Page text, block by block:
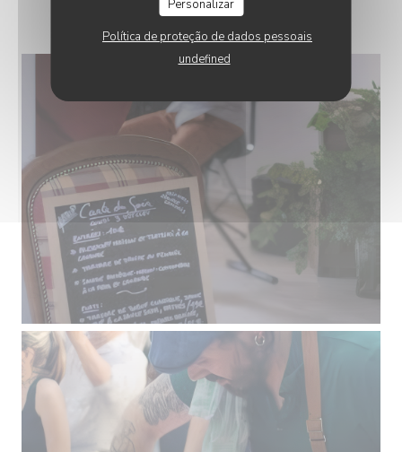
Personalizar
Política de proteção de dados pessoais
undefined